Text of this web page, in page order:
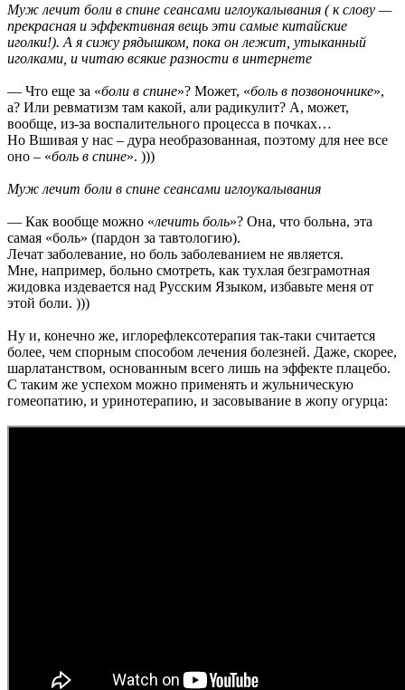
Муж лечит боли в спине сеансами иглоукалывания ( к слову —
прекрасная и эффективная вещь эти самые китайские
иголки!). А я сижу рядышком, пока он лежит, утыканный
иголками, и читаю всякие разности в интернете
— Что еще за «боли в спине»? Может, «боль в позвоночнике»,
а? Или ревматизм там какой, али радикулит? А, может,
вообще, из-за воспалительного процесса в почках…
Но Вшивая у нас – дура необразованная, поэтому для нее все
оно – «боль в спине». )))
Муж лечит боли в спине сеансами иглоукалывания
— Как вообще можно «лечить боль»? Она, что больна, эта
самая «боль» (пардон за тавтологию).
Лечат заболевание, но боль заболеванием не является.
Мне, например, больно смотреть, как тухлая безграмотная
жидовка издевается над Русским Языком, избавьте меня от
этой боли. )))
Ну и, конечно же, иглорефлексотерапия так-таки считается
более, чем спорным способом лечения болезней. Даже, скорее,
шарлатанством, основанным всего лишь на эффекте плацебо.
С таким же успехом можно применять и жульническую
гомеопатию, и уринотерапию, и засовывание в жопу огурца: